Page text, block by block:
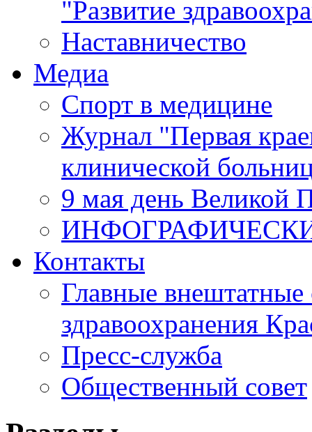
"Развитие
Наставничество
Медиа
Спорт в медицине
Журнал "Первая
клинической
9 мая день Великой
Контакты
Главные внештатные
здравоохранения
Пресс-служба
Общественный совет